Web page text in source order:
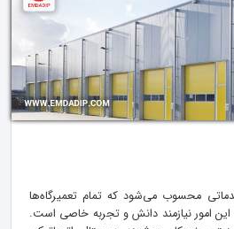
محسوب می‌شود که تمام تعمیرگاه‌ها
این امور نیازمند دانش و تجربه خاصی است.